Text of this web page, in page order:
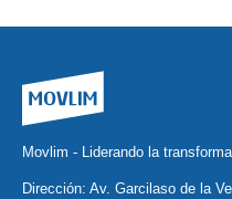
Movlim - Liderando la
Dirección: Av. Garcilaso de la